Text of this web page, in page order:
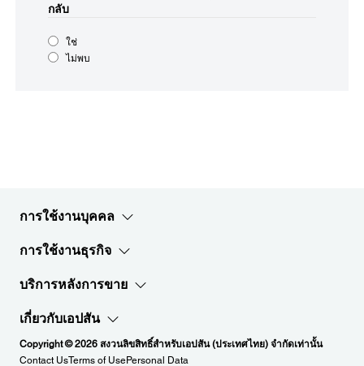
กลับ
ใช่
ไม่พบ
การใช้งานบุคคล
การใช้งานธุรกิจ
บริการหลังการขาย
เกี่ยวกับเอปสัน
Copyright © 2026 สงวนลิขสิทธิ์สำหรับเอปสัน (ประเทศไทย) จำกัดเท่านั้น
Contact UsTerms of UsePersonal Data